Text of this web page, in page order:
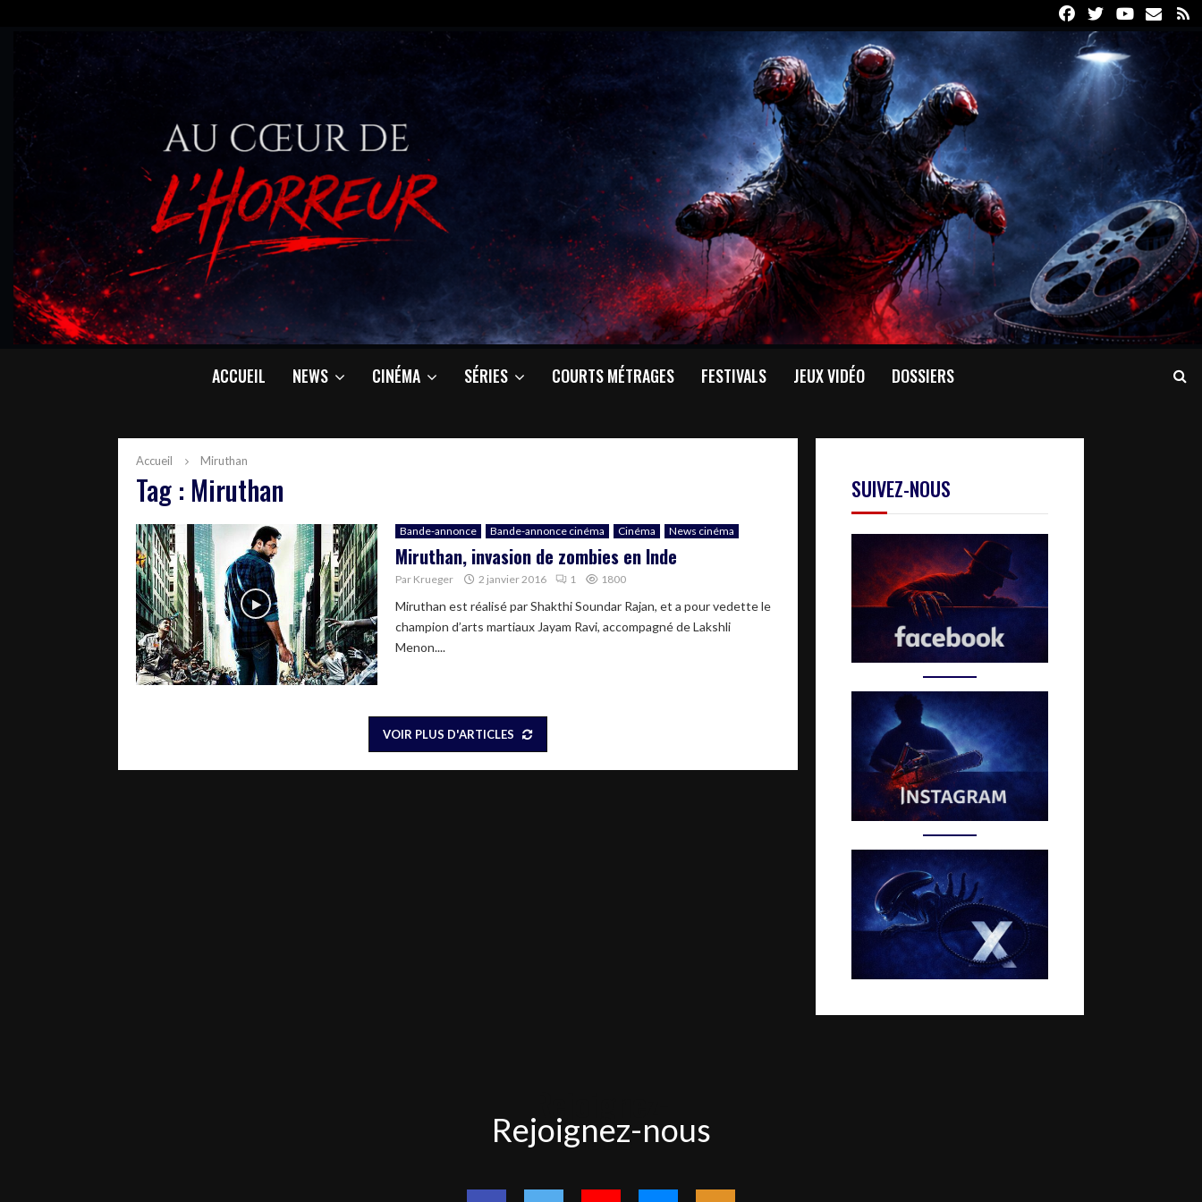
FacebookTwitterYoutube
Email
ACCUEIL NEWS CINÉMA SÉRIES COURTS MÉTRAGES FESTIVALS JEUX VIDÉO DOSSIERS
Accueil Miruthan
Tag : Miruthan
Bande-annonce Bande-annonce cinéma Cinéma News cinéma
Miruthan, invasion de zombies en Inde
Par Krueger 2 janvier 2016 1 1800
Miruthan est réalisé par Shakthi Soundar Rajan, et a pour vedette le
champion d’arts martiaux Jayam Ravi, accompagné de Lakshli
Menon....
VOIR PLUS D'ARTICLES
SUIVEZ-NOUS
nous
Rejoignez-nous